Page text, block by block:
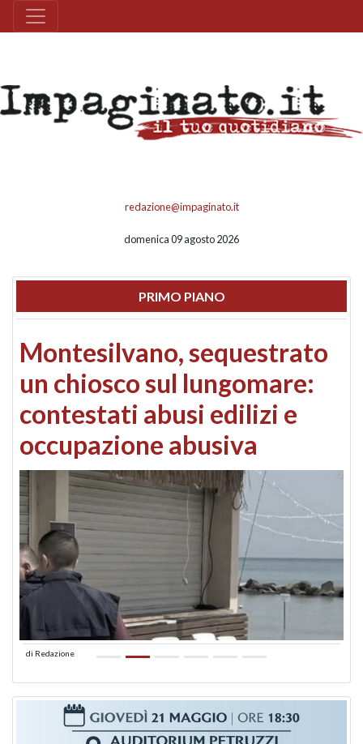
redazione@impaginato.it
domenica 09 agosto 2026
PRIMO PIANO
Montesilvano, sequestrato
un chiosco sul lungomare:
contestati abusi edilizi e
occupazione abusiva
di Redazione